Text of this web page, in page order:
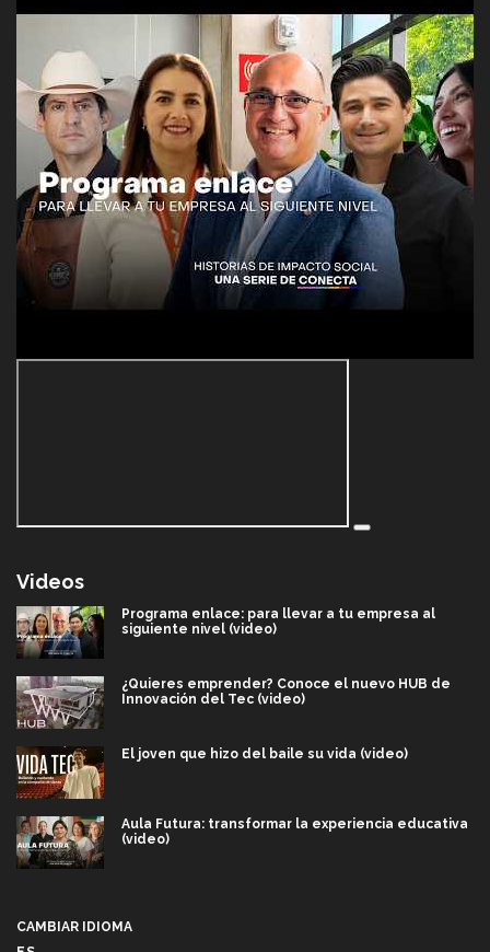
Videos
Programa enlace: para llevar a tu empresa al
siguiente nivel (video)
¿Quieres emprender? Conoce el nuevo HUB de
Innovación del Tec (video)
El joven que hizo del baile su vida (video)
Aula Futura: transformar la experiencia educativa
(video)
CAMBIAR IDIOMA